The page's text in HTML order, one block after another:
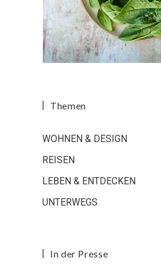
Themen
WOHNEN & DESIGN
REISEN
LEBEN & ENTDECKEN
UNTERWEGS
In der Presse